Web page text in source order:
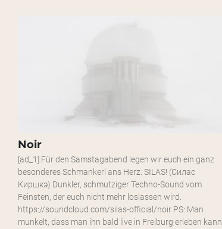
Noir
[ad_1] Für den Samstagabend legen wir euch ein ganz
besonderes Schmankerl ans Herz: SILAS! (Силас
Киршкэ) Dunkler, schmutziger Techno-Sound vom
Feinsten, der euch nicht mehr loslassen wird.
https://soundcloud.com/silas-official/noir PS: Man
munkelt, dass man ihn bald live in Freiburg erleben kann.